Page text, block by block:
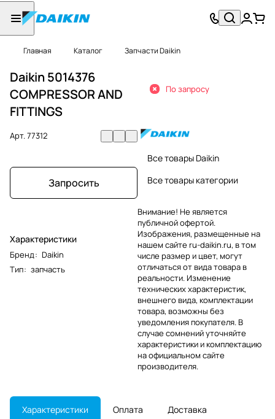
Главная Каталог Запчасти Daikin
Daikin 5014376
COMPRESSOR AND
FITTINGS
Арт.77312
Запросить
Характеристики
Бренд: Daikin
Тип: запчасть
По запросу
Все товары Daikin
Все товары категории
Внимание! Не является
публичной офертой.
Изображения, размещенные на
нашем сайте ru-daikin.ru, в том
числе размер и цвет, могут
отличаться от вида товара в
реальности. Изменение
технических характеристик,
внешнего вида, комплектации
товара, возможны без
уведомления покупателя. В
случае сомнений уточняйте
характеристики и комплектацию
на официальном сайте
производителя.
Характеристики Оплата Доставка